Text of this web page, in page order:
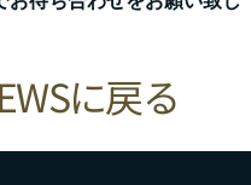
に戻る